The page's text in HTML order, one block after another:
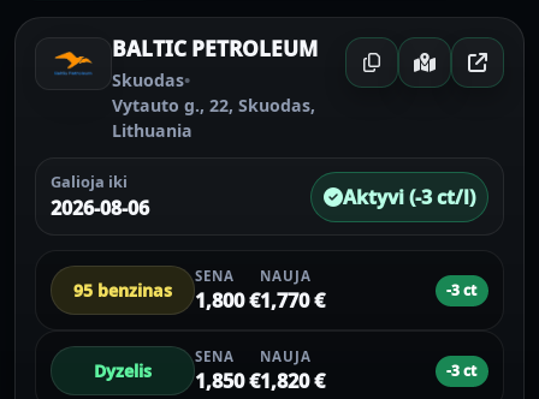
BALTIC PETROLEUM
Skuodas•
Vytauto g., 22, Skuodas,
Lithuania
Galioja iki
2026-08-06 Aktyvi (-3 ct/l)
95 benzinas
SENA
1,800 €
NAUJA
1,770 € -3 ct
Dyzelis
SENA
1,850 €
NAUJA
1,820 € -3 ct